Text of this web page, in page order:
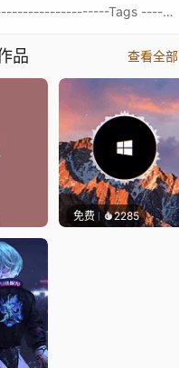
---------------------------------Tags ---------------------------------- Sleeping- Day/Night- Cycle - Media Visualizer- Spotify - Sky- Space- Clouds- Stars- Simplisitc- Minimalistic - Cat ---------------------------------
品 查看全部
免费 2285